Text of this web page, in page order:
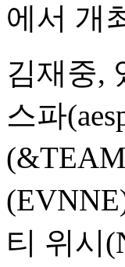
에서 개
김재중,
스파
티 위시